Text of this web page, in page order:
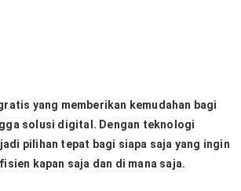
yang memberikan kemudahan bagi
solusi digital. Dengan teknologi
pilihan tepat bagi siapa saja yang ingin
kapan saja dan di mana saja.